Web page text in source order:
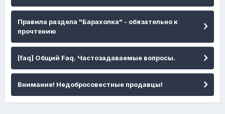
Правила раздела "Барахолка" - обязательно к
прочтению
[faq] Общий Faq. Частозадаваемые вопросы.
Внимание! Недобросовестные продавцы!